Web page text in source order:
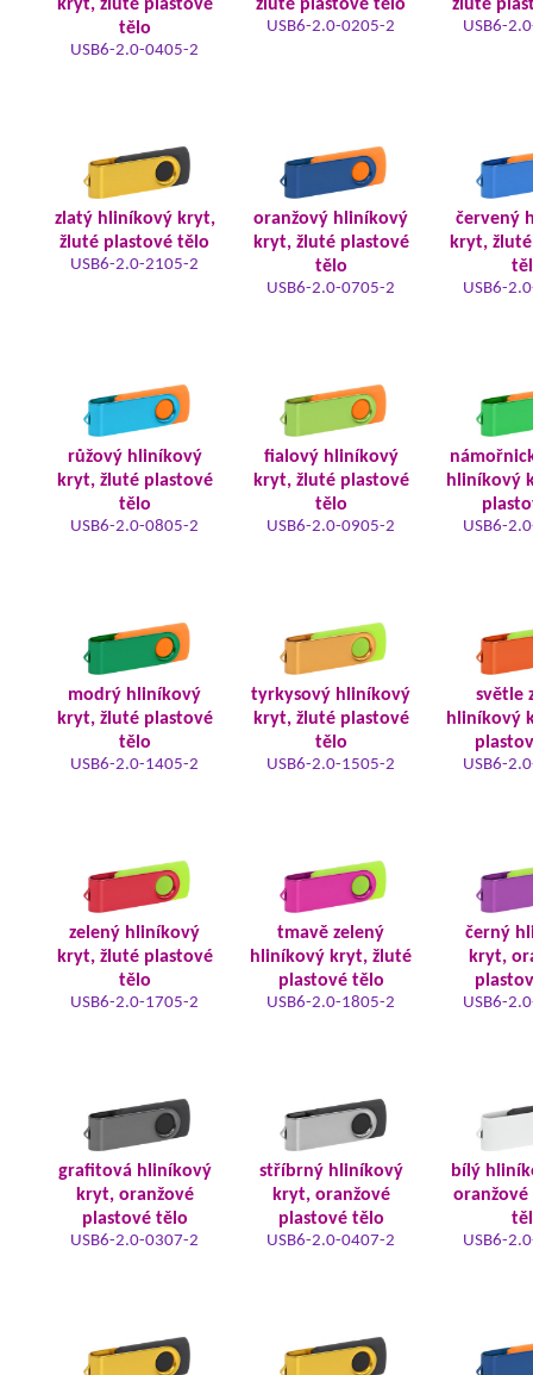
kryt, žluté plastové
tělo
USB6-2.0-0405-2
žluté plastové tělo
USB6-2.0-0205-2
žluté
USB6-
zlatý hliníkový kryt,
žluté plastové tělo
USB6-2.0-2105-2
oranžový hliníkový
kryt, žluté plastové
tělo
USB6-2.0-0705-2
červený
kryt,
USB6-
růžový hliníkový
kryt, žluté plastové
tělo
USB6-2.0-0805-2
fialový hliníkový
kryt, žluté plastové
tělo
USB6-2.0-0905-2
hliníkový
USB6-
modrý hliníkový
kryt, žluté plastové
tělo
USB6-2.0-1405-2
tyrkysový hliníkový
kryt, žluté plastové
tělo
USB6-2.0-1505-2
světle
hliníkový
USB6-
zelený hliníkový
kryt, žluté plastové
tělo
USB6-2.0-1705-2
tmavě zelený
hliníkový kryt, žluté
plastové tělo
USB6-2.0-1805-2
černý
kryt,
USB6-
grafitová hliníkový
kryt, oranžové
plastové tělo
USB6-2.0-0307-2
stříbrný hliníkový
kryt, oranžové
plastové tělo
USB6-2.0-0407-2
bílý
oranžové
USB6-